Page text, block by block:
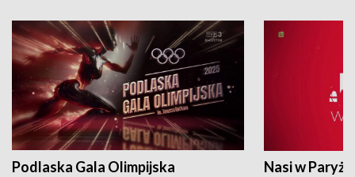
Podlaska Gala Olimpijska Nasi w Paryżu